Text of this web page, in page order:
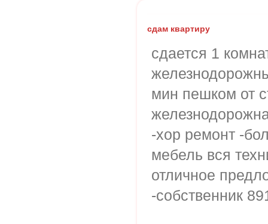
сдам квартиру
сдается 1
мин пешком от
-хор ремонт -
мебель вся
отличное
-собственник